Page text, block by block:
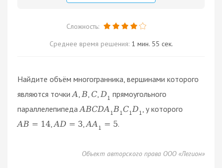
Сложность:
Среднее время решения: 1 мин. 55 сек.
Найдите объём многогранника, вершинами которого
являются точки A B C D1 прямоугольного
параллелепипеда ABCDA 1 B1 C1 D1 , у которого
AB = 14 ,AD = 3 ,AA 1 = 5.
Объект авторского права ООО «Легион»